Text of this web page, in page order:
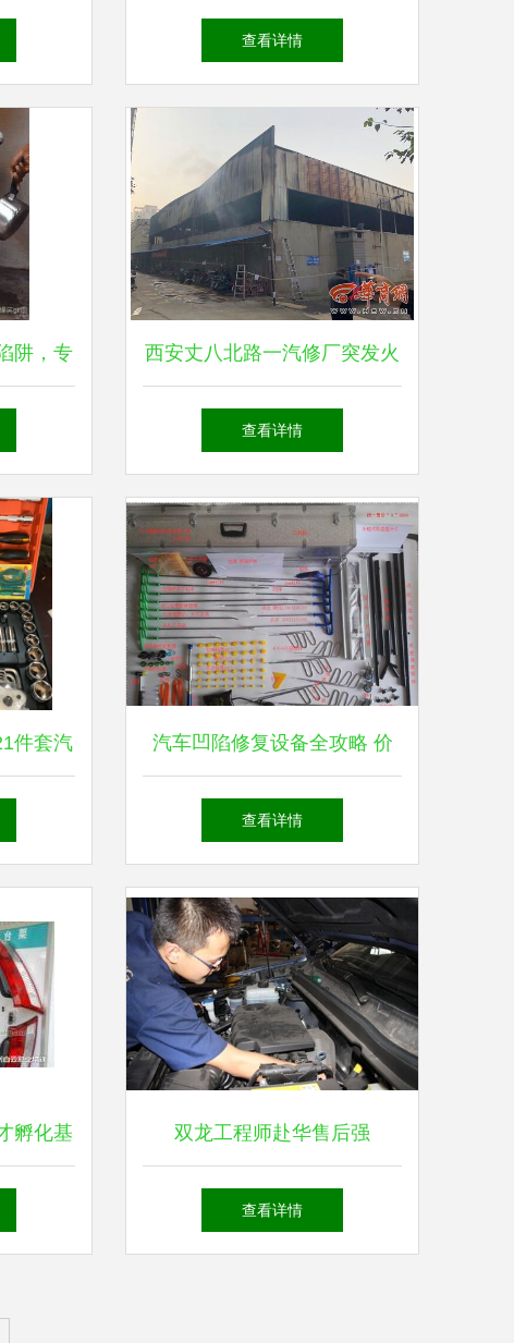
养服务 到现场实战
查看详情
阱，专 西安丈八北路一汽修厂突发火
灾，凌晨火势猛烈，起火原因
查看详情
件套汽
析
汽车凹陷修复设备全攻略 价
格、厂家与选购指南
查看详情
孵化基
铸就
双龙工程师赴华售后强
化，“教授”支招引领汽车维修
查看详情